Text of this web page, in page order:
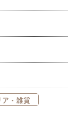
ア・雑貨